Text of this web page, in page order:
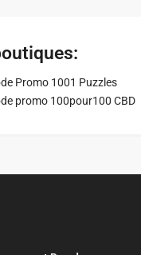
Promo 1001 Puzzles
promo 100pour100 CBD